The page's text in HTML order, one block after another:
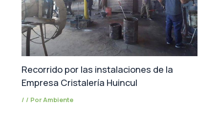
Recorrido por las instalaciones de la
Empresa Cristalería Huincul
/ / PorAmbiente